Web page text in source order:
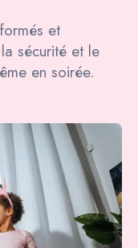
et
sécurité et le
en soirée.